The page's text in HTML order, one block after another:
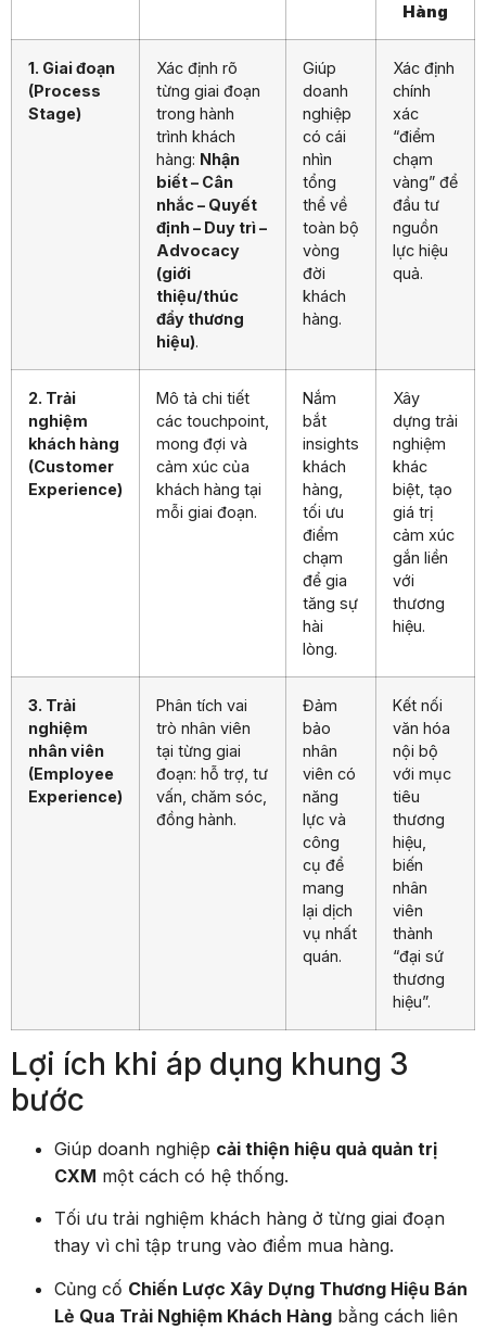
Hàng
1. Giai đoạn
(Process
Stage)
Xác định rõ
từng giai đoạn
trong hành
trình khách
hàng: Nhận
biết – Cân
nhắc – Quyết
định – Duy trì –
Advocacy
(giới
thiệu/thúc
đẩy thương
hiệu).
Giúp
doanh
nghiệp
có cái
nhìn
tổng
thể về
toàn bộ
vòng
đời
khách
hàng.
Xác định
chính
xác
“điểm
chạm
vàng” để
đầu tư
nguồn
lực hiệu
quả.
2. Trải
nghiệm
khách hàng
(Customer
Experience)
Mô tả chi tiết
các touchpoint,
mong đợi và
cảm xúc của
khách hàng tại
mỗi giai đoạn.
Nắm
bắt
insights
khách
hàng,
tối ưu
điểm
chạm
để gia
tăng sự
hài
lòng.
Xây
dựng trải
nghiệm
khác
biệt, tạo
giá trị
cảm xúc
gắn liền
với
thương
hiệu.
3. Trải
nghiệm
nhân viên
(Employee
Experience)
Phân tích vai
trò nhân viên
tại từng giai
đoạn: hỗ trợ, tư
vấn, chăm sóc,
đồng hành.
Đảm
bảo
nhân
viên có
năng
lực và
công
cụ để
mang
lại dịch
vụ nhất
quán.
Kết nối
văn hóa
nội bộ
với mục
tiêu
thương
hiệu,
biến
nhân
viên
thành
“đại sứ
thương
hiệu”.
Lợi ích khi áp dụng khung 3
bước
Giúp doanh nghiệp cải thiện hiệu quả quản trị
CXM một cách có hệ thống.
Tối ưu trải nghiệm khách hàng ở từng giai đoạn
thay vì chỉ tập trung vào điểm mua hàng.
Củng cố Chiến Lược Xây Dựng Thương Hiệu Bán
Lẻ Qua Trải Nghiệm Khách Hàng bằng cách liên